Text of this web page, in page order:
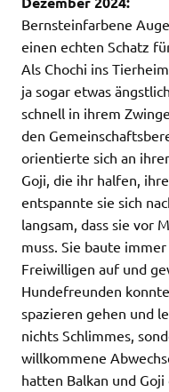
Bernsteinfarbene
einen echten Schatz
Als Chochi ins
ja sogar etwas
schnell in ihrem
den
orientierte sich an
Goji, die ihr halfen,
entspannte sie sich
langsam, dass sie vor
muss. Sie baute
Freiwilligen auf und
Hundefreunden
spazieren gehen und
nichts Schlimmes,
willkommene
hatten Balkan und